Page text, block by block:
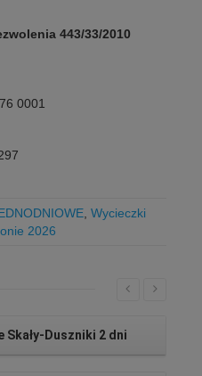
443/33/2010
0001
, Wycieczki
2026
Skały-Duszniki 2 dni